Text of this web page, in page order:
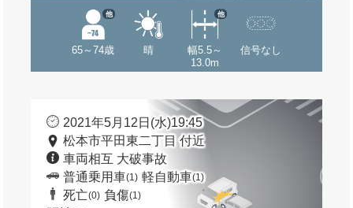
65～74歳
他
晴
幅5.5～
13.0m
他
信号なし
2021年5月12日(水)19:45
松本市平田東二丁目 付近
車両相互 大破事故
普通乗用車(1) 軽自動車(1)
死亡(0) 負傷(1)